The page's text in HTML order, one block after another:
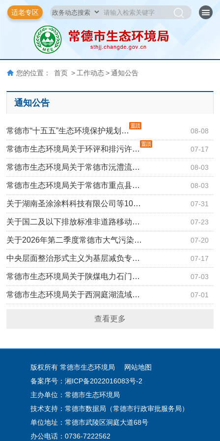
适老专区
您的位置： 首页 > 工作动态 > 通知公告
通知公告
08-08
常德市“十五五”生态环境保护规划…
07-17
常德市生态环境局关于环评和排污许…
08-03
常德市生态环境局关于常德市沅澧流…
08-03
常德市生态环境局关于常德市重点县…
07-31
关于湖南圣涂涂料科技有限公司等10…
07-23
关于国二及以下排放标准非道路移动…
07-20
关于2026年第二季度常德市大气污染…
07-17
中央层面整治形式主义为基层减负专…
07-03
常德市生态环境局关于陕煤电力石门…
07-01
常德市生态环境局关于西洞庭湖流域…
查看更多
版权所有 常德市生态环境局
网站地图
备案序号：湘ICP备2022016083号-2
主办单位：常德市生态环境局
技术支持：常德市数据局（常德市行政审批服务局）
单位地址：常德市武陵区洞庭大道68号
办公电话：0736-7222562